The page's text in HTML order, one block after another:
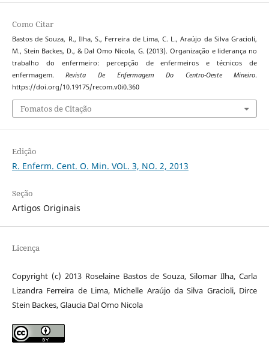
Como Citar
Bastos de Souza, R., Ilha, S., Ferreira de Lima, C. L., Araújo da Silva Gracioli,
M., Stein Backes, D., & Dal Omo Nicola, G. (2013). Organização e liderança no
trabalho do enfermeiro: percepção de enfermeiros e técnicos de
enfermagem.Revista De Enfermagem Do Centro-Oeste Mineiro.
https://doi.org/10.19175/recom.v0i0.360
Fomatos de Citação
Edição
R. Enferm. Cent. O. Min. VOL. 3, NO. 2, 2013
Seção
Artigos Originais
Licença
Copyright (c) 2013 Roselaine Bastos de Souza, Silomar Ilha, Carla
Lizandra Ferreira de Lima, Michelle Araújo da Silva Gracioli, Dirce
Stein Backes, Glaucia Dal Omo Nicola